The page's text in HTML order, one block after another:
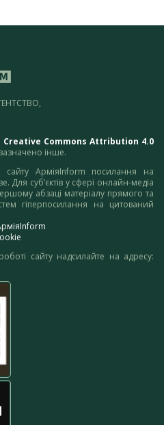
Creative Commons Attribution 4.0
інше.
сайту АрміяInform посилання на
Для суб’єктів у сфері онлайн-медіа
абзаці матеріалу прямого та
гіперпосилання на цитований
сайту надсилайте на адресу: